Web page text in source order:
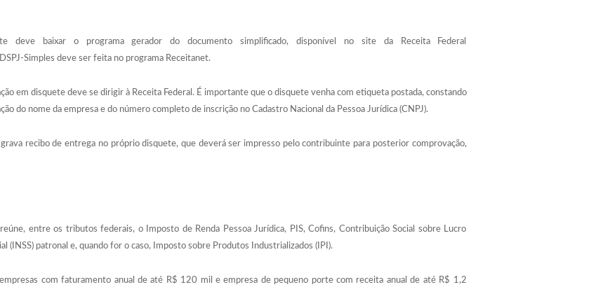
deve baixar o programa gerador do documento simplificado, disponível no site da Receita Federal
Simples deve ser feita no programa Receitanet.
em disquete deve se dirigir à Receita Federal. É importante que o disquete venha com etiqueta postada, constando
do nome da empresa e do número completo de inscrição no Cadastro Nacional da Pessoa Jurídica (CNPJ).
recibo de entrega no próprio disquete, que deverá ser impresso pelo contribuinte para posterior comprovação,
entre os tributos federais, o Imposto de Renda Pessoa Jurídica, PIS, Cofins, Contribuição Social sobre Lucro
(INSS) patronal e, quando for o caso, Imposto sobre Produtos Industrializados (IPI).
com faturamento anual de até R$ 120 mil e empresa de pequeno porte com receita anual de até R$ 1,2